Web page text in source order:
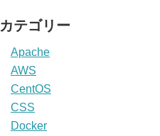
カテゴリー
Apache
AWS
CentOS
CSS
Docker